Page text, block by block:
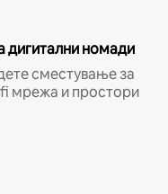
дигитални номади
сместување за
мрежа и простори